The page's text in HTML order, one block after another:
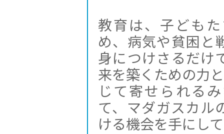
教育は、子ども
め、病気や貧困と
身につけさるだけ
来を築くための力
じて寄せられる
て、マダガスカル
ける機会を手にし